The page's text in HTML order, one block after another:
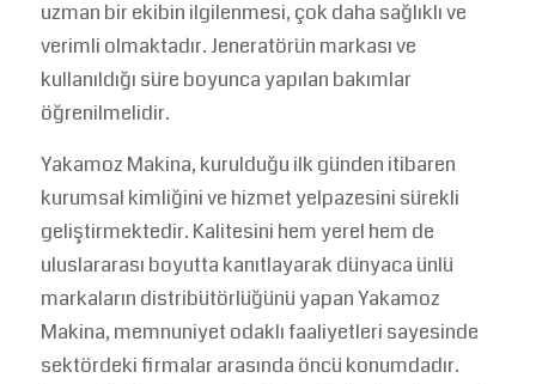
uzman bir ekibin ilgilenmesi, çok daha sağlıklı ve
verimli olmaktadır. Jeneratörün markası ve
kullanıldığı süre boyunca yapılan bakımlar
öğrenilmelidir.
Yakamoz Makina, kurulduğu ilk günden itibaren
kurumsal kimliğini ve hizmet yelpazesini sürekli
geliştirmektedir. Kalitesini hem yerel hem de
uluslararası boyutta kanıtlayarak dünyaca ünlü
markaların distribütörlüğünü yapan Yakamoz
Makina, memnuniyet odaklı faaliyetleri sayesinde
sektördeki firmalar arasında öncü konumdadır.